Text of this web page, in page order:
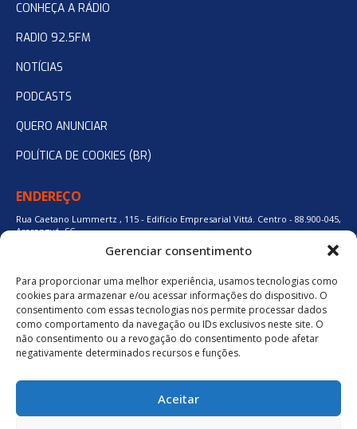
Gerenciar consentimento
Para proporcionar uma melhor experiência, usamos tecnologias como
cookies para armazenar e/ou acessar informações do dispositivo. O
consentimento com essas tecnologias nos permite processar dados
como comportamento da navegação ou IDs exclusivos neste site. O
não consentimento ou a revogação do consentimento pode afetar
negativamente determinados recursos e funções.
Aceitar
CONHEÇA A RÁDIO
RADIO 92.5FM
NOTÍCIAS
PODCASTS
QUERO ANUNCIAR
POLÍTICA DE COOKIES (BR)
ENDEREÇO
Rua Caetano Lummertz , 115 - Edifício Empresarial Vittá. Centro - 88.900-045,
Araranguá, SC.
48 3524-0137
48 9880-84667